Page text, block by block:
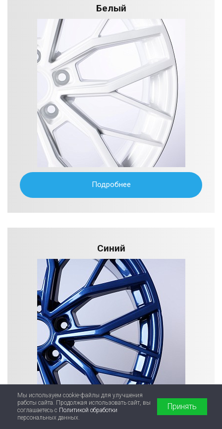
Белый
Подробнее
Синий
Мы используем cookie-файлы для улучшения
работы сайта. Продолжая использовать сайт, вы
соглашаетесь с Политикой обработки
персональных данных.
Принять